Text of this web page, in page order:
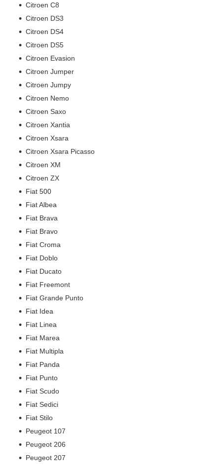
Citroen C8
Citroen DS3
Citroen DS4
Citroen DS5
Citroen Evasion
Citroen Jumper
Citroen Jumpy
Citroen Nemo
Citroen Saxo
Citroen Xantia
Citroen Xsara
Citroen Xsara Picasso
Citroen XM
Citroen ZX
Fiat 500
Fiat Albea
Fiat Brava
Fiat Bravo
Fiat Croma
Fiat Doblo
Fiat Ducato
Fiat Freemont
Fiat Grande Punto
Fiat Idea
Fiat Linea
Fiat Marea
Fiat Multipla
Fiat Panda
Fiat Punto
Fiat Scudo
Fiat Sedici
Fiat Stilo
Peugeot 107
Peugeot 206
Peugeot 207